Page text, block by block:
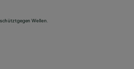
gegen Wellen.